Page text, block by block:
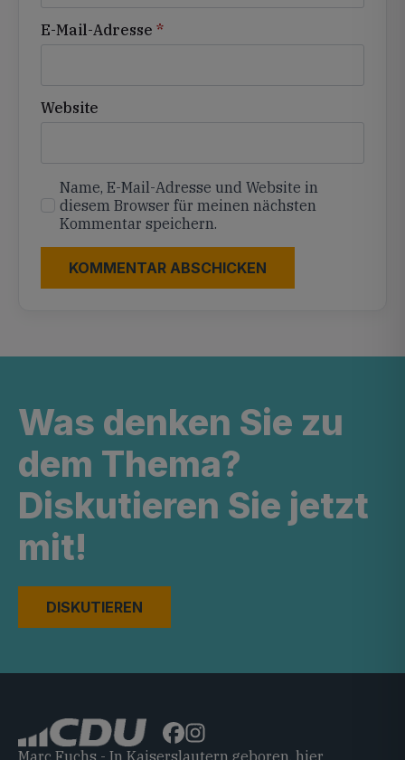
E-Mail-Adresse *
Website
Name, E-Mail-Adresse und Website in
diesem Browser für meinen nächsten
Kommentar speichern.
Was denken Sie zu
dem Thema?
Diskutieren Sie jetzt
mit!
DISKUTIEREN
Marc Fuchs - In Kaiserslautern geboren, hier